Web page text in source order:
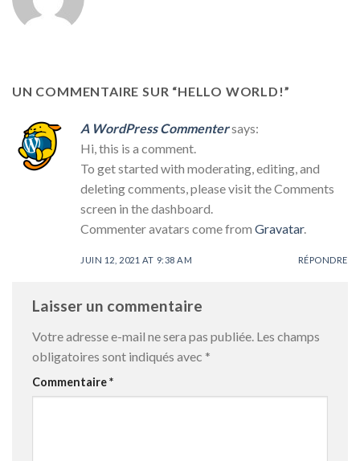
UN COMMENTAIRE SUR “HELLO WORLD!”
A WordPress Commentersays:
Hi, this is a comment.
To get started with moderating, editing, and
deleting comments, please visit the Comments
screen in the dashboard.
Commenter avatars come from Gravatar.
JUIN 12, 2021 AT 9:38 AM RÉPONDRE
Laisser un commentaire
Votre adresse e-mail ne sera pas publiée. Les champs
obligatoires sont indiqués avec *
Commentaire*